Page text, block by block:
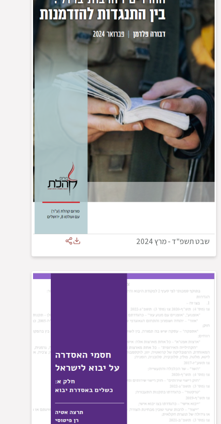
שבט תשפ"ד-מרץ 2024